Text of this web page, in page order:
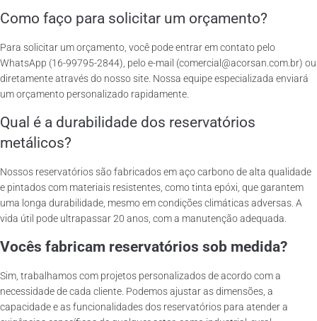
Como faço para solicitar um orçamento?
Para solicitar um orçamento, você pode entrar em contato pelo
WhatsApp (16-99795-2844), pelo e-mail (comercial@acorsan.com.br) ou
diretamente através do nosso site. Nossa equipe especializada enviará
um orçamento personalizado rapidamente.
Qual é a durabilidade dos reservatórios
metálicos?
Nossos reservatórios são fabricados em aço carbono de alta qualidade
e pintados com materiais resistentes, como tinta epóxi, que garantem
uma longa durabilidade, mesmo em condições climáticas adversas. A
vida útil pode ultrapassar 20 anos, com a manutenção adequada.
Vocês fabricam reservatórios sob medida?
Sim, trabalhamos com projetos personalizados de acordo com a
necessidade de cada cliente. Podemos ajustar as dimensões, a
capacidade e as funcionalidades dos reservatórios para atender a